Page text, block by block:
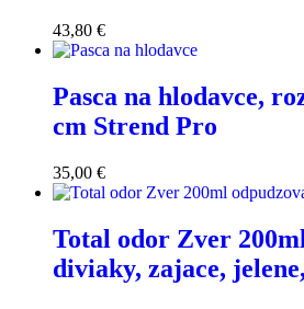
43,80 €
Pasca na hlodavce,
cm Strend Pro
35,00 €
Total odor Zver
diviaky, zajace,